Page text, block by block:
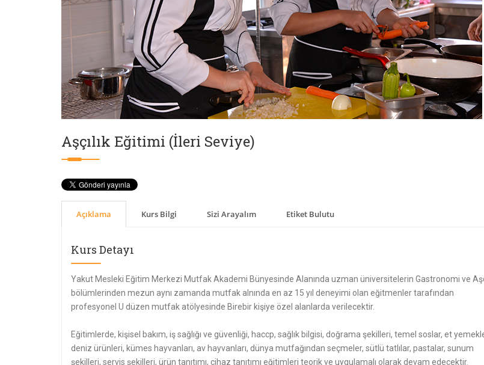
Aşçılık Eğitimi (İleri Seviye)
Açıklama Kurs Bilgi Sizi Arayalım Etiket Bulutu
Kurs Detayı
Yakut Mesleki Eğitim Merkezi Mutfak Akademi Bünyesinde Alanında uzman üniversitelerin Gastronomi ve
bölümlerinden mezun aynı zamanda mutfak alnında en az 15 yıl deneyimi olan eğitmenler tarafından
profesyonel U düzen mutfak atölyesinde Birebir kişiye özel alanlarda verilecektir.
Eğitimlerde, kişisel bakım, iş sağlığı ve güvenliği, haccp, sağlık bilgisi, doğrama şekilleri, temel soslar, et
deniz ürünleri, kümes hayvanları, av hayvanları, dünya mutfağından seçmeler, sütlü tatlılar, pastalar, sunum
şekilleri, servis şekilleri, ürün tanıtımı, cihaz tanıtımı eğitimleri teorik ve uygulamalı olarak devam edecektir.